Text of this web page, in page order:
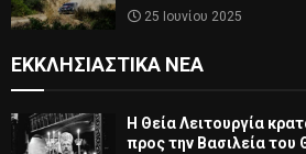
25 Ιουνίου 2025
ΕΚΚΛΗΣΙΑΣΤΙΚΆ ΝΈΑ
Η Θεία Λειτουργία
προς την Βασιλεία του